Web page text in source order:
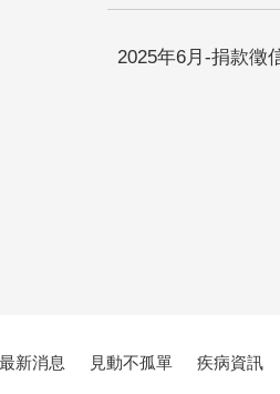
2025年6月-捐款徵
最新消息 見動不孤單 疾病資訊